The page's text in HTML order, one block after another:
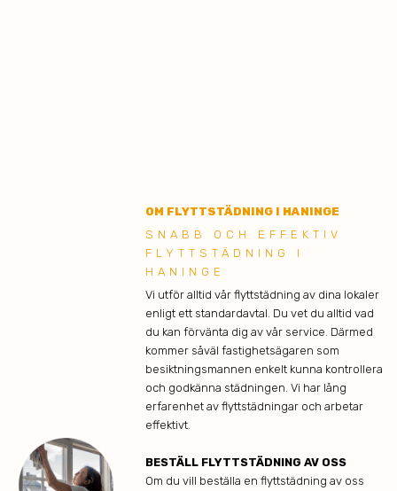
OM FLYTTSTÄDNING I HANINGE
SNABB OCH EFFEKTIV
FLYTTSTÄDNING I
HANINGE
Vi utför alltid vår flyttstädning av dina lokaler
enligt ett standardavtal. Du vet du alltid vad
du kan förvänta dig av vår service. Därmed
kommer såväl fastighetsägaren som
besiktningsmannen enkelt kunna kontrollera
och godkänna städningen. Vi har lång
erfarenhet av flyttstädningar och arbetar
effektivt.
BESTÄLL FLYTTSTÄDNING AV OSS
Om du vill beställa en flyttstädning av oss